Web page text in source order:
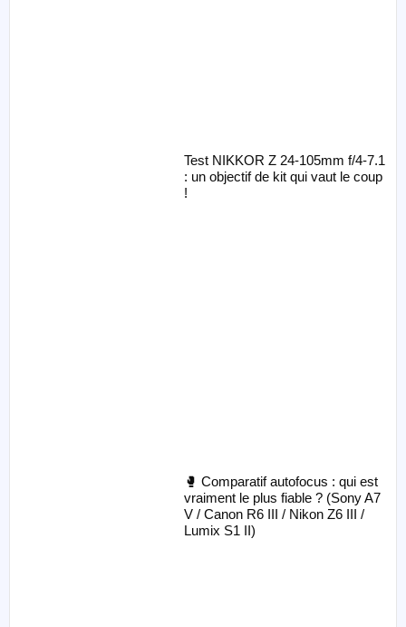
Test NIKKOR Z 24-105mm f/4-7.1
: un objectif de kit qui vaut le coup
!
🥊 Comparatif autofocus : qui est
vraiment le plus fiable ? (Sony A7
V / Canon R6 III / Nikon Z6 III /
Lumix S1 II)